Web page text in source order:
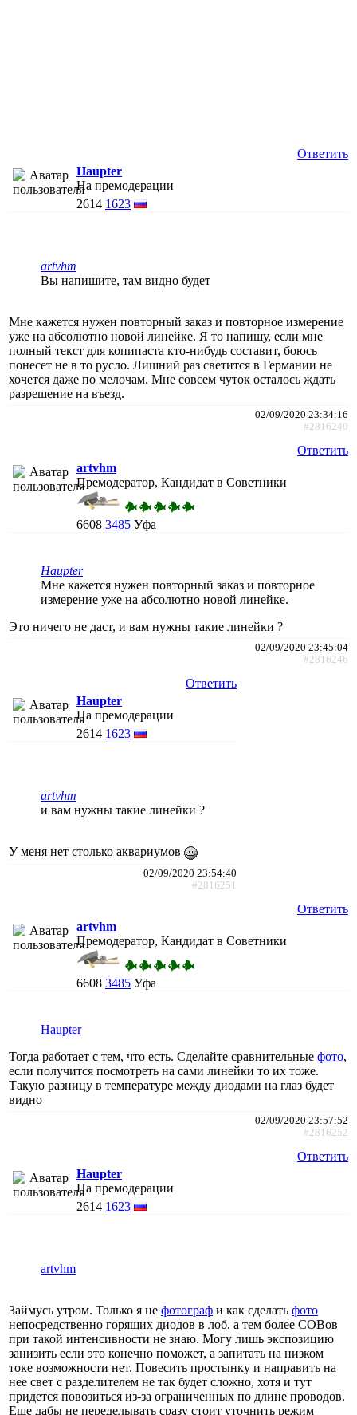
Ответить
Haupter
На премодерации
2614 1623
artvhm
Вы напишите, там видно будет
Мне кажется нужен повторный заказ и повторное измерение
уже на абсолютно новой линейке. Я то напишу, если мне
полный текст для копипаста кто-нибудь составит, боюсь
понесет не в то русло. Лишний раз светится в Германии не
хочется даже по мелочам. Мне совсем чуток осталось ждать
разрешение на въезд.
02/09/2020 23:34:16
#2816240
Ответить
artvhm
Премодератор, Кандидат в Советники
6608 3485 Уфа
Haupter
Мне кажется нужен повторный заказ и повторное
измерение уже на абсолютно новой линейке.
Это ничего не даст, и вам нужны такие линейки ?
02/09/2020 23:45:04
#2816246
Ответить
Haupter
На премодерации
2614 1623
artvhm
и вам нужны такие линейки ?
У меня нет столько аквариумов
02/09/2020 23:54:40
#2816251
Ответить
artvhm
Премодератор, Кандидат в Советники
6608 3485 Уфа
Haupter
Тогда работает с тем, что есть. Сделайте сравнительные фото,
если получится посмотреть на сами линейки то их тоже.
Такую разницу в температуре между диодами на глаз будет
видно
02/09/2020 23:57:52
#2816252
Ответить
Haupter
На премодерации
2614 1623
artvhm
Займусь утром. Только я не фотограф и как сделать фото
непосредственно горящих диодов в лоб, а тем более COBов
при такой интенсивности не знаю. Могу лишь экспозицию
занизить если это конечно поможет, а запитать на низком
токе возможности нет. Повесить простынку и направить на
нее свет с разделителем не так будет сложно, хотя и тут
придется повозиться из-за ограниченных по длине проводов.
Еще дабы не переделывать сразу стоит уточнить режим